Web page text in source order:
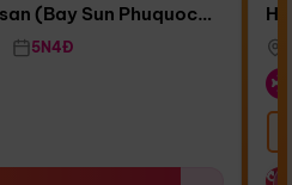
(Bay Sun Phuquoc
5N4Đ